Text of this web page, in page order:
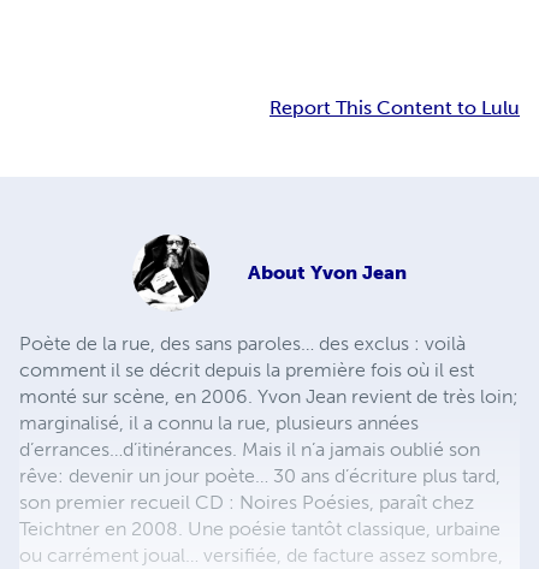
Report This Content to Lulu
About Yvon Jean
Poète de la rue, des sans paroles… des exclus : voilà
comment il se décrit depuis la première fois où il est
monté sur scène, en 2006. Yvon Jean revient de très loin;
marginalisé, il a connu la rue, plusieurs années
d’errances…d’itinérances. Mais il n’a jamais oublié son
rêve: devenir un jour poète… 30 ans d’écriture plus tard,
son premier recueil CD : Noires Poésies, paraît chez
Teichtner en 2008. Une poésie tantôt classique, urbaine
ou carrément joual… versifiée, de facture assez sombre,